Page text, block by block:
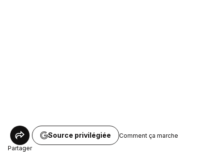
Partager
Source privilégiée Comment ça marche